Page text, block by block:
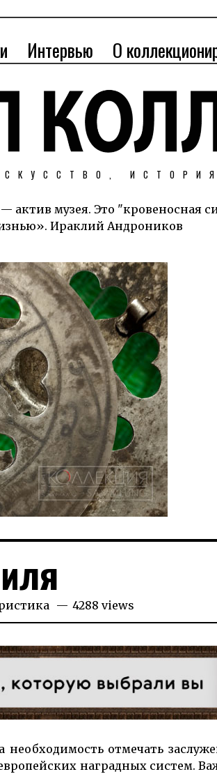
Интервью О
ИСТОРИЯ
музея. Это "кровеносная
Ираклий Андроников
4288 views
отмечать
наградных систем.